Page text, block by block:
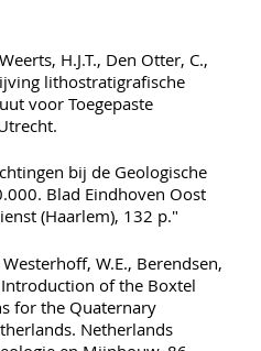
H.J.T., Den Otter, C.,
lithostratigrafische
voor Toegepaste
bij de Geologische
Blad Eindhoven Oost
(Haarlem), 132 p."
Westerhoff, W.E., Berendsen,
Introduction of the Boxtel
for the Quaternary
Netherlands